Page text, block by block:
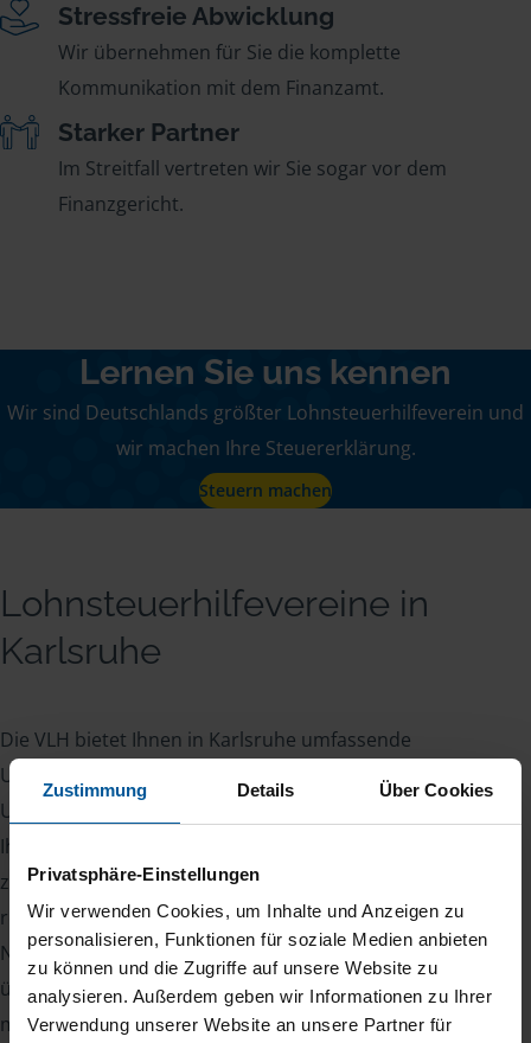
Zustimmung Details Über Cookies
Privatsphäre-Einstellungen
Wir verwenden Cookies, um Inhalte und Anzeigen zu
personalisieren, Funktionen für soziale Medien anbieten
zu können und die Zugriffe auf unsere Website zu
analysieren. Außerdem geben wir Informationen zu Ihrer
Verwendung unserer Website an unsere Partner für
Stressfreie Abwicklung
Wir übernehmen für Sie die komplette
Kommunikation mit dem Finanzamt.
Starker Partner
Im Streitfall vertreten wir Sie sogar vor dem
Finanzgericht.
Lernen Sie uns kennen
Wir sind Deutschlands größter Lohnsteuerhilfeverein und
wir machen Ihre Steuererklärung.
Steuern machen
Lohnsteuerhilfevereine in
Karlsruhe
Die VLH bietet Ihnen in Karlsruhe umfassende
Unterstützung bei all Ihren Steuerangelegenheiten.
Unsere Steuerexperten stehen Ihnen zur Seite, um
Ihre Steuererklärung professionell und zuverlässig
zu erstellen. Dabei stellen wir sicher, dass alle
relevanten Steuervorteile für Sie genutzt werden.
Neben der Erstellung Ihrer Steuererklärung
übernehmen wir auch die gesamte Kommunikation
mit dem Finanzamt. Unsere Leistungen umfassen